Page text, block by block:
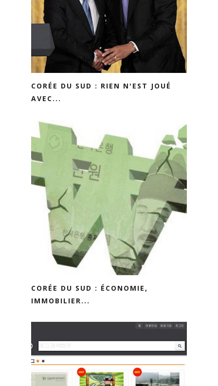
CORÉE DU SUD : RIEN N'EST JOUÉ
AVEC...
CORÉE DU SUD : ÉCONOMIE,
IMMOBILIER...